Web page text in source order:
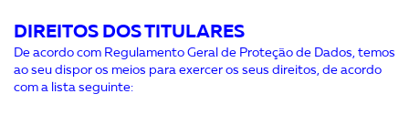
DIREITOS DOS TITULARES
De acordo com Regulamento Geral de Proteção de Dados, temos
ao seu dispor os meios para exercer os seus direitos, de acordo
com a lista seguinte: